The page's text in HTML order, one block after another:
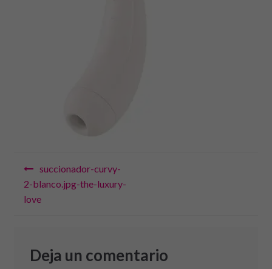
Navegación
de
entradas
succionador-curvy-
2-blanco.jpg-the-luxury-
love
Deja un comentario